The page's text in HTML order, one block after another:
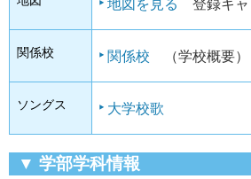
地図を見る 登録キ
関係校 関係校 （学校概要）
ソングス 大学校歌
▼ 学部学科情報